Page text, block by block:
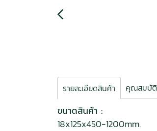
รายละเอียดสินค้า คุณสมบัติ
ขนาดสินค้า :
18x125x450-1200mm.